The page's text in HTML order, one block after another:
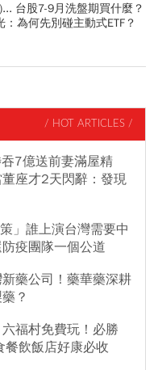
台股7-9月洗盤期買什麼？
為何先別碰主動式ETF？
/ HOT ARTICLES /
7億送前妻滿屋精
座才2天閃辭：發現
」誰上演台灣需要中
疫團隊一個公道
藥公司！藥華藥深耕
？
福村免費玩！必勝
飲飯店好康必收